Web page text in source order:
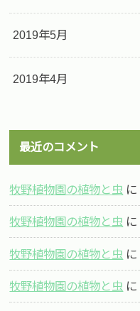
2019年5月
2019年4月
最近のコメント
牧野植物園の植物と虫 に
牧野植物園の植物と虫 に
牧野植物園の植物と虫 に
牧野植物園の植物と虫 に